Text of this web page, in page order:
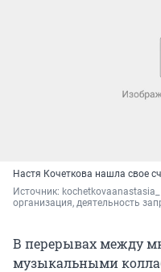
Настя Кочеткова нашла свое
Источник:
организация, деятельность
В перерывах между
музыкальными